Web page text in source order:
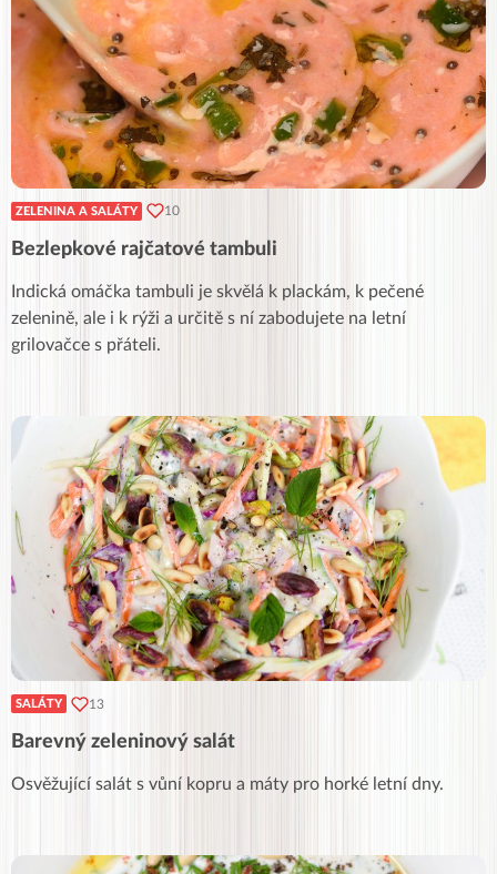
ZELENINA A SALÁTY 10
Bezlepkové rajčatové tambuli
Indická omáčka tambuli je skvělá k plackám, k pečené
zelenině, ale i k rýži a určitě s ní zabodujete na letní
grilovačce s přáteli.
SALÁTY 13
Barevný zeleninový salát
Osvěžující salát s vůní kopru a máty pro horké letní dny.